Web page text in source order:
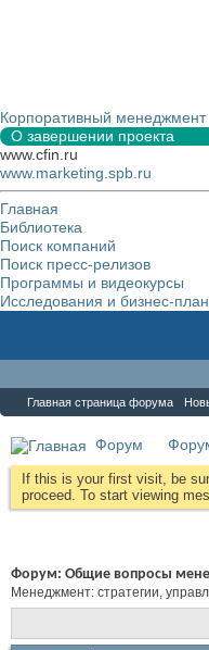
Корпоративный менеджмент
О завершении проекта
www.cfin.ru
www.marketing.spb.ru
Главная
Библиотека
Поиск компаний
Поиск пресс-релизов
Программы и видеокурсы
Исследования и бизнес-
Главная страница форума
Форум
If this is your first visit, be
proceed. To start viewing
Форум: Общие вопросы
Менеджмент: стратегии,